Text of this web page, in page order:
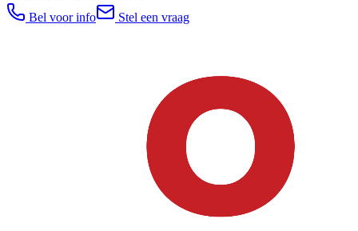
Bel voor info
Stel een vraag